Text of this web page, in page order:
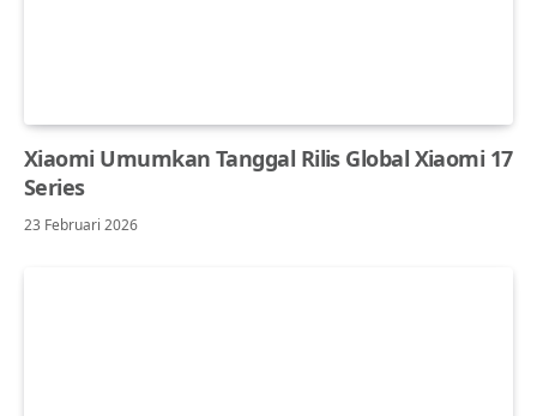
Xiaomi Umumkan Tanggal Rilis Global Xiaomi 17
Series
23 Februari 2026